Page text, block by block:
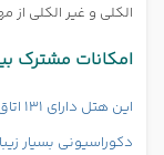
الکلی و غیر الکلی از
امکانات مشترک
این
دکوراسیونی بسیار